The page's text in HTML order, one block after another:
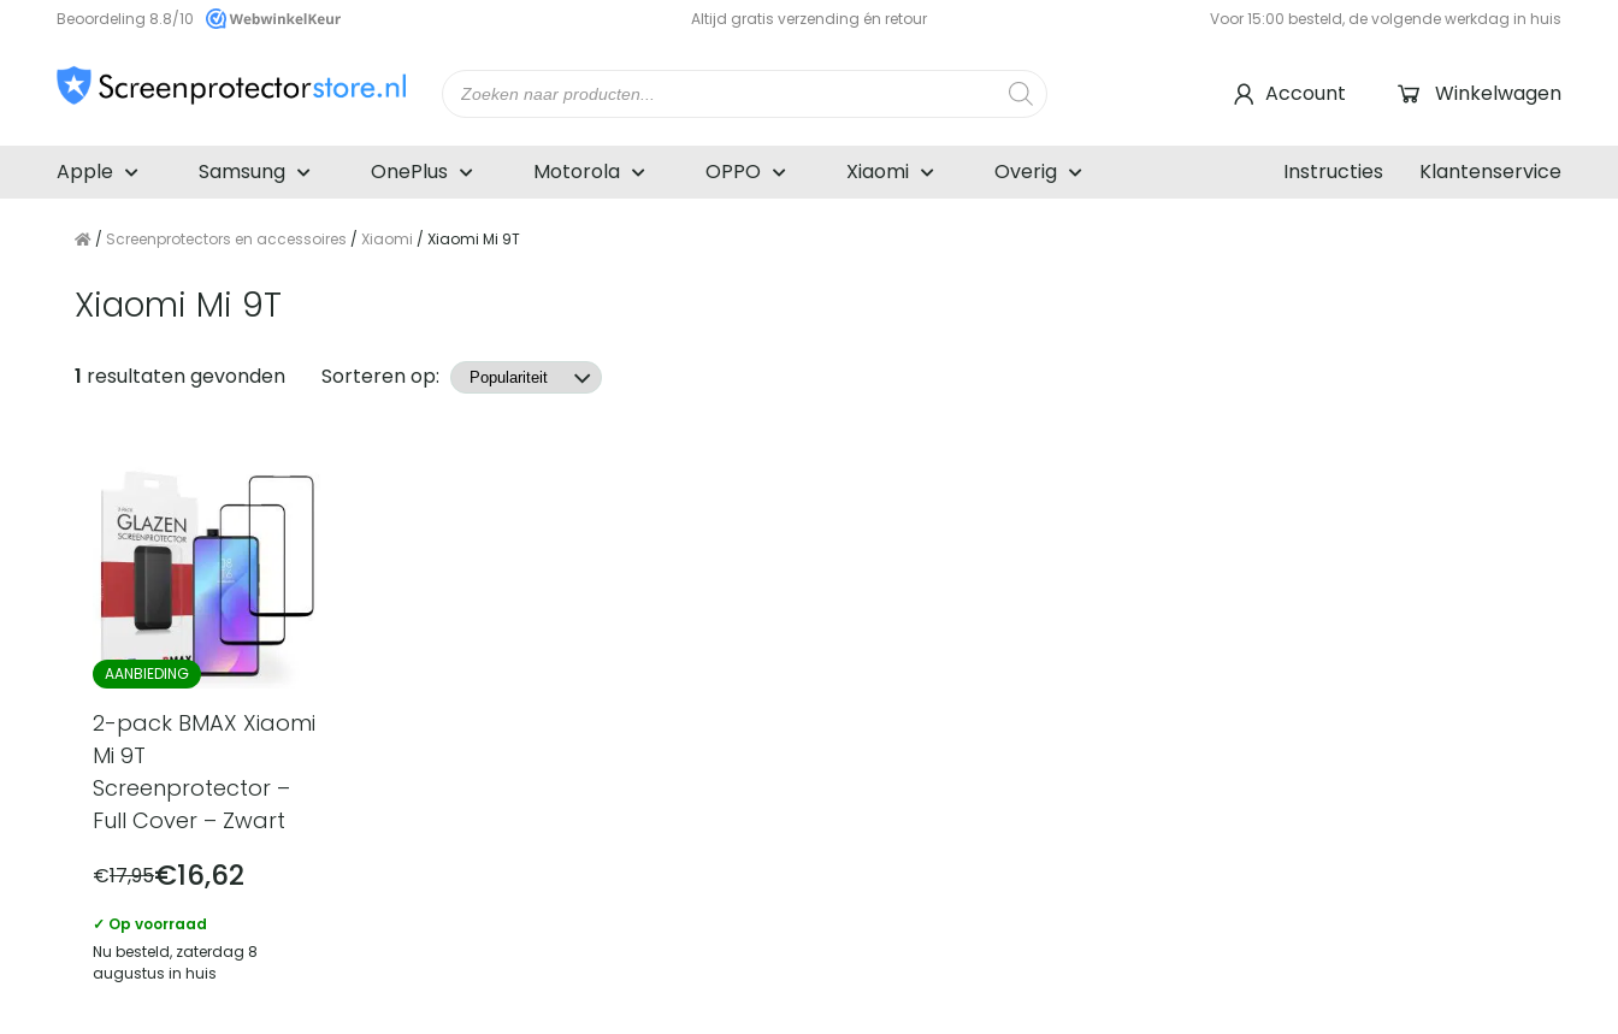
Beoordeling 8.8/10 Altijd gratis verzending én retour Voor 15:00 besteld, de volgende werkdag in huis
zoeken Winkelwagen
Account
Apple Samsung OnePlus Motorola OPPO Xiaomi Overig Klantenservice
Instructies
/ Screenprotectors en accessoires / Xiaomi / Xiaomi Mi 9T
Xiaomi Mi 9T
Producten
1 resultaten gevonden Sorteren op:
AANBIEDING
2-pack BMAX Xiaomi
Mi 9T
Screenprotector –
Full Cover – Zwart
€17,95€16,62
✓ Op voorraad
Nu besteld, zaterdag 8
augustus in huis